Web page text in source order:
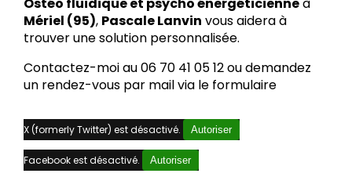
Ostéo fluidique et psycho énergéticienneà
Mériel (95), Pascale Lanvin vous aidera à
trouver une solution personnalisée.
Contactez-moi au 06 70 41 05 12 ou demandez
un rendez-vous par mail via le formulaire
X (formerly Twitter) est désactivé. Autoriser
Facebook est désactivé. Autoriser